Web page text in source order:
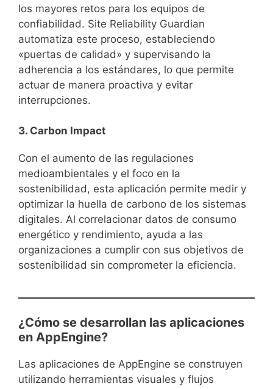
los mayores retos para los equipos de
confiabilidad. Site Reliability Guardian
automatiza este proceso, estableciendo
«puertas de calidad» y supervisando la
adherencia a los estándares, lo que permite
actuar de manera proactiva y evitar
interrupciones.
3. Carbon Impact
Con el aumento de las regulaciones
medioambientales y el foco en la
sostenibilidad, esta aplicación permite medir y
optimizar la huella de carbono de los sistemas
digitales. Al correlacionar datos de consumo
energético y rendimiento, ayuda a las
organizaciones a cumplir con sus objetivos de
sostenibilidad sin comprometer la eficiencia.
¿Cómo se desarrollan las aplicaciones
en AppEngine?
Las aplicaciones de AppEngine se construyen
utilizando herramientas visuales y flujos